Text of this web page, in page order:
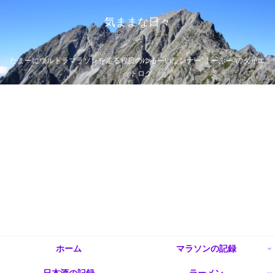
気ままな日々
たまーにウルトラマラソンを走る程度のゆるーいランナー”まーぶー”のダイエ
ットログ
ホーム マラソンの記録